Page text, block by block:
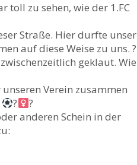
toll zu sehen, wie der 1.FC
Straße. Hier durfte unser
auf diese Weise zu uns. ?
geklaut. Wie
Verein zusammen
?‍
?
anderen Schein in der